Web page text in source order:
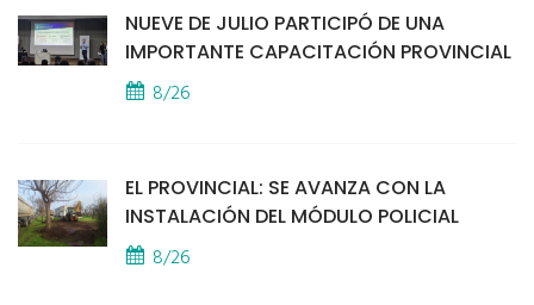
NUEVE DE JULIO PARTICIPÓ DE UNA
IMPORTANTE CAPACITACIÓN PROVINCIAL
8/26
EL PROVINCIAL: SE AVANZA CON LA
INSTALACIÓN DEL MÓDULO POLICIAL
8/26